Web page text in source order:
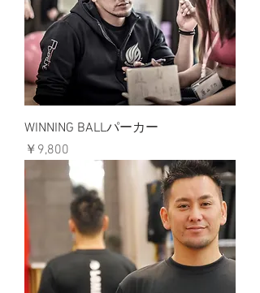
WINNING BALLパーカー
価格
￥9,800